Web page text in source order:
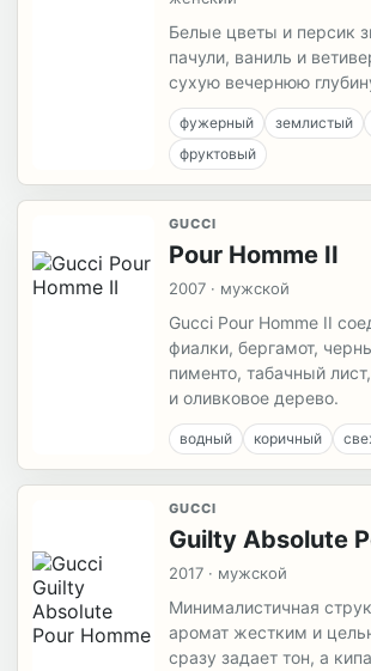
Белые цветы и персик
пачули, ваниль и
сухую вечернюю
фужерный землистый
фруктовый
GUCCI
Pour Homme II
2007 · мужской
Gucci Pour Homme II
фиалки, бергамот,
пименто, табачный
и оливковое дерево.
водный коричный
GUCCI
Guilty Absolute
2017 · мужской
Минималистичная
аромат жестким и
сразу задает тон, а